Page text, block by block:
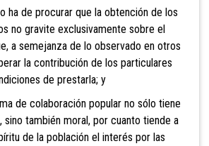
ha de procurar que la obtención de los
no gravite exclusivamente sobre el
a semejanza de lo observado en otros
la contribución de los particulares
de prestarla; y
de colaboración popular no sólo tiene
sino también moral, por cuanto tiende a
de la población el interés por las